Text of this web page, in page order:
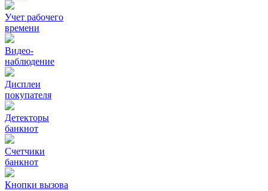
Учет рабочего
времени
Видео‑
наблюдение
Дисплеи
покупателя
Детекторы
банкнот
Счетчики
банкнот
Кнопки вызова